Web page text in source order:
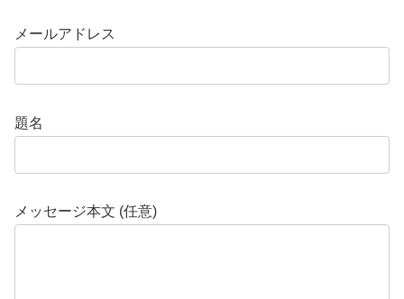
メールアドレス
題名
メッセージ本文 (任意)